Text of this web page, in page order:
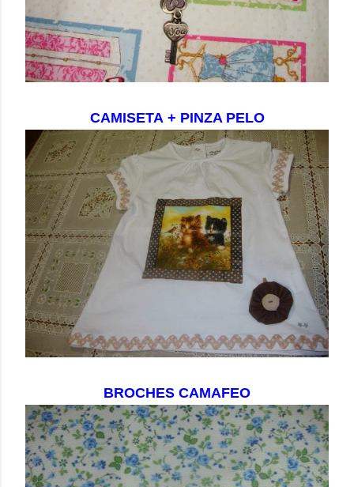
CAMISETA + PINZA PELO
BROCHES CAMAFEO